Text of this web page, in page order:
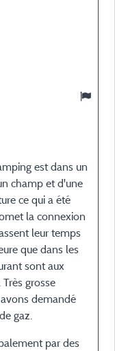
est dans un
champ et d'une
ce qui a été
la connexion
leur temps
que dans les
sont aux
grosse
demandé
gaz.
par des